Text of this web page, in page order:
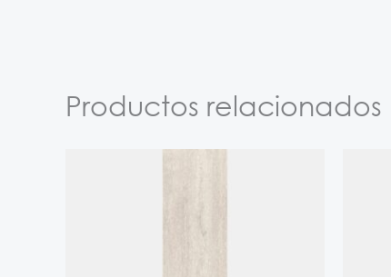
Productos relacionados